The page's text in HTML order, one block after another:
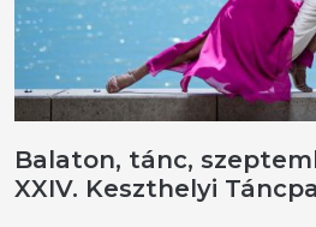
Balaton, tánc,
XXIV. Keszthelyi